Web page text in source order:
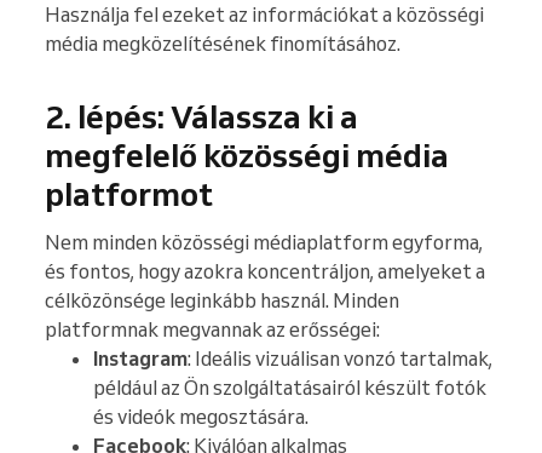
Használja fel ezeket az információkat a közösségi
média megközelítésének finomításához.
2. lépés: Válassza ki a
megfelelő közösségi média
platformot
Nem minden közösségi médiaplatform egyforma,
és fontos, hogy azokra koncentráljon, amelyeket a
célközönsége leginkább használ. Minden
platformnak megvannak az erősségei:
Instagram: Ideális vizuálisan vonzó tartalmak,
például az Ön szolgáltatásairól készült fotók
és videók megosztására.
Facebook: Kiválóan alkalmas